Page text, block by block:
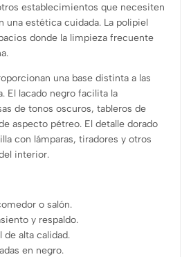
establecimientos que necesiten
una estética cuidada. La polipiel
donde la limpieza frecuente
una base distinta a las
El lacado negro facilita la
de tonos oscuros, tableros de
aspecto pétreo. El detalle dorado
con lámparas, tiradores y otros
interior.
o salón.
y respaldo.
de alta calidad.
en negro.